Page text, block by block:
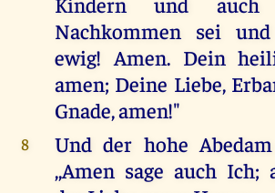
Nachkommen sei
ewig! Amen. Dein
amen; Deine Liebe,
Gnade, amen!"
8
Und der hohe
,,Amen sage auch Ich;